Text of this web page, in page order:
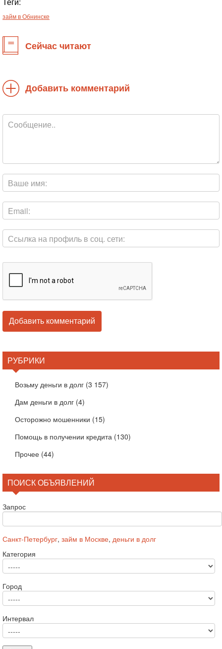
займ в Обнинске
Сейчас читают
Добавить комментарий
РУБРИКИ
Возьму деньги в долг (3 157)
Дам деньги в долг (4)
Осторожно мошенники (15)
Помощь в получении кредита (130)
Прочее (44)
ПОИСК ОБЪЯВЛЕНИЙ
Запрос
Санкт-Петербург, займ в Москве, деньги в долг
Категория
Город
Интервал